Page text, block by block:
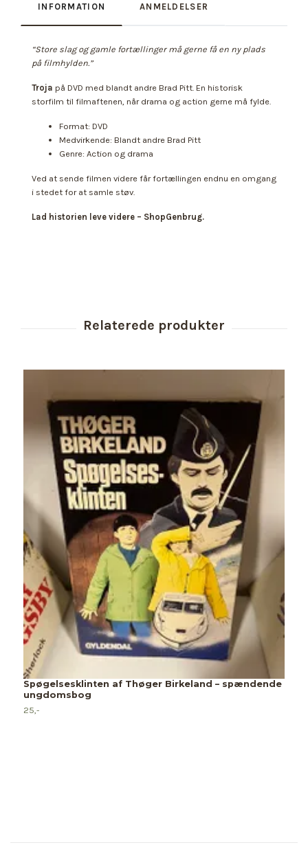
INFORMATION ANMELDELSER
“Store slag og gamle fortællinger må gerne få en ny plads
på filmhylden.”
Troja på DVD med blandt andre Brad Pitt. En historisk
storfilm til filmaftenen, når drama og action gerne må fylde.
Format: DVD
Medvirkende: Blandt andre Brad Pitt
Genre: Action og drama
Ved at sende filmen videre får fortællingen endnu en omgang
i stedet for at samle støv.
Lad historien leve videre – ShopGenbrug.
Spøgelsesklinten af Thøger Birkeland – spændende
ungdomsbog
25,-